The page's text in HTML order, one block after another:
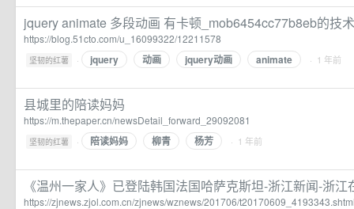
jquery animate 多段动画 有卡顿_mob6454cc77b8eb的技
https://blog.51cto.com/u_16099322/12211578
坚韧的红薯 · jquery 动画 jquery动画 animate · 1 年前
县城里的陪读妈妈
https://m.thepaper.cn/newsDetail_forward_29092081
坚韧的红薯 · 陪读妈妈 柳青 杨芳 · 1 年前
《温州一家人》已登陆韩国法国哈萨克斯坦-浙江新闻-浙江
https://zjnews.zjol.com.cn/zjnews/wznews/201706/